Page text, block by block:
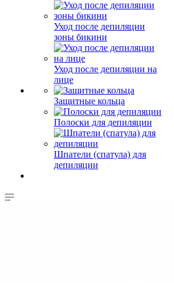
Уход после депиляции
зоны бикини
Уход после депиляции на
лице
Защитные кольца
Полоски для депиляции
Шпатели (спатула) для
депиляции